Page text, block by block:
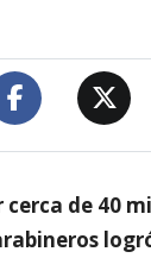
cerca de 40